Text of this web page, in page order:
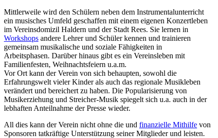
Mittlerweile wird den Schülern neben dem Instrumentalunterricht
ein musisches Umfeld geschaffen mit einem eigenen Konzertleben
im Vereinsdomizil Haldern und der Stadt Rees. Sie lernen in
Workshops andere Lehrer und Schüler kennen und trainieren
gemeinsam musikalische und soziale Fähigkeiten in
Arbeitsphasen. Darüber hinaus gibt es ein Vereinsleben mit
Familienfesten, Weihnachtsfeiern u.a.m.
Vor Ort kann der Verein von sich behaupten, sowohl die
Erfahrungswelt vieler Kinder als auch das regionale Musikleben
verändert und bereichert zu haben. Die Popularisierung von
Musikerziehung und Streicher-Musik spiegelt sich u.a. auch in der
lebhaften Anteilnahme der Presse wieder.
All dies kann der Verein nicht ohne die und finanzielle Mithilfe von
Sponsoren tatkräftige Unterstützung seiner Mitglieder und leisten.